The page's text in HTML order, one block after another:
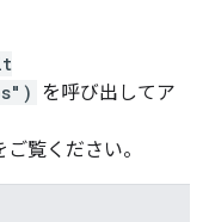
を呼び出してア
ご覧ください。